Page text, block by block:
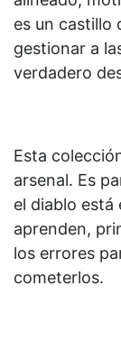
es un castillo
gestionar a
verdadero
Esta
arsenal. Es
el diablo está
aprenden,
los errores
cometerlos.